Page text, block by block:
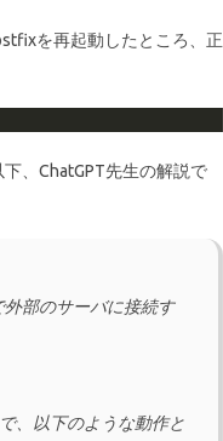
を再起動したところ、正
、ChatGPT先生の解説で
部のサーバに接続す
、以下のような動作と